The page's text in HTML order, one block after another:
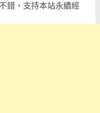
錯，支持本站永續經